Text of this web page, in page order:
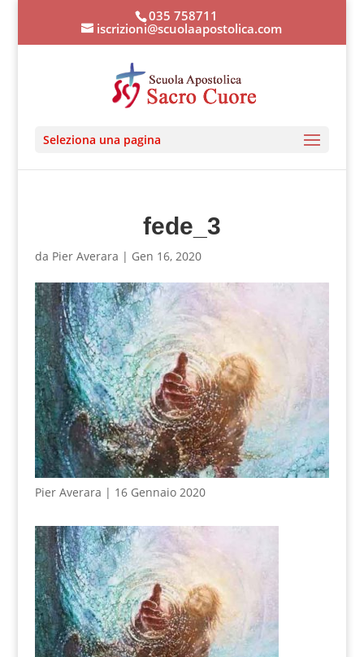
035 758711
iscrizioni@scuolaapostolica.com
Seleziona una pagina
fede_3
da Pier Averara | Gen 16, 2020
Pier Averara | 16 Gennaio 2020